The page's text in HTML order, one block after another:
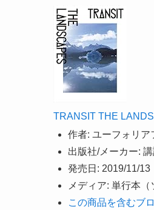
TRANSIT THE
作者: ユーフォリア
出版社/メーカー:
発売日: 2019/11/13
メディア: 単行本（
この商品を含むブ